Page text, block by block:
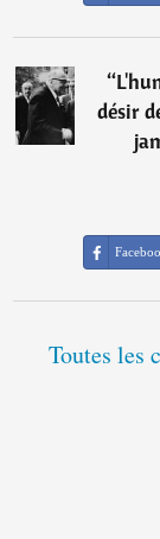
“
désir
Toutes les